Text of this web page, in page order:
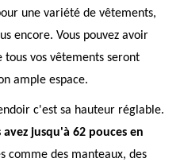
une variété de vêtements,
encore. Vous pouvez avoir
vos vêtements seront
ample espace.
c'est sa hauteur réglable.
jusqu'à 62 pouces en
comme des manteaux, des